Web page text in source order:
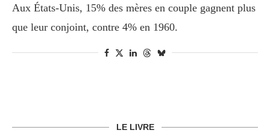
Aux États-Unis, 15% des mères en couple gagnent plus
que leur conjoint, contre 4% en 1960.
LE LIVRE